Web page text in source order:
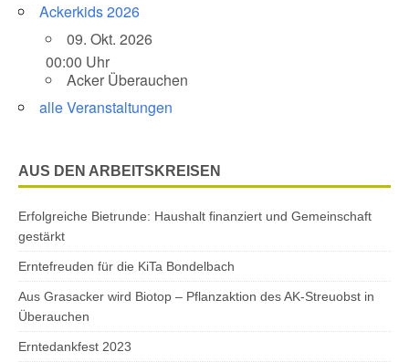
Ackerkids 2026
09. Okt. 2026
00:00 Uhr
Acker Überauchen
alle Veranstaltungen
AUS DEN ARBEITSKREISEN
Erfolgreiche Bietrunde: Haushalt finanziert und Gemeinschaft
gestärkt
Erntefreuden für die KiTa Bondelbach
Aus Grasacker wird Biotop – Pflanzaktion des AK-Streuobst in
Überauchen
Erntedankfest 2023